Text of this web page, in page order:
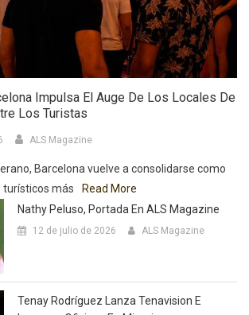
Impulsa El Auge De Los Locales De
Los Turistas
ALS Magazine
Barcelona vuelve a consolidarse como
turísticos más
Read More
Nathy Peluso, Portada En ALS Magazine
12 de julio de 2026 ALS Magazine
Tenay Rodríguez Lanza Tenavision E